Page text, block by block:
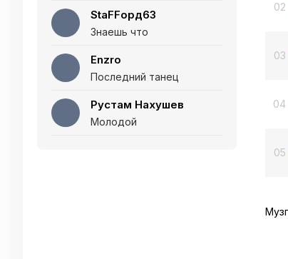
StaFFорд63
Знаешь что
Enzro
Последний танец
Рустам Нахушев
Молодой
02
03
04
05